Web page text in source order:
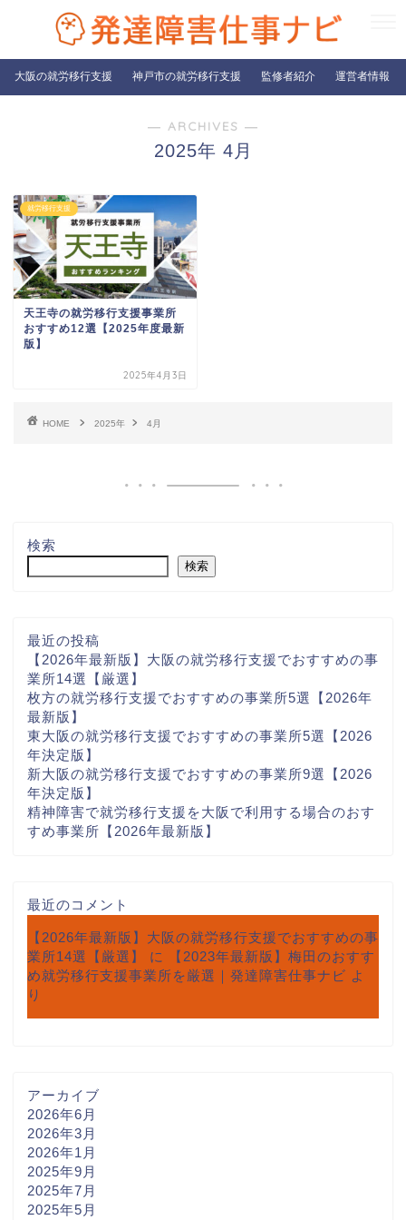
大阪の就労移行支援 神戸市の就労移行支援 監修者紹介 運営者情報
― ARCHIVES ―
2025年 4月
就労移行支援
天王寺の就労移行支援事業所
おすすめ12選【2025年度最新
版】
2025年4月3日
HOME 2025年 4月
検索
検索
最近の投稿
【2026年最新版】大阪の就労移行支援でおすすめの事
業所14選【厳選】
枚方の就労移行支援でおすすめの事業所5選【2026年
最新版】
東大阪の就労移行支援でおすすめの事業所5選【2026
年決定版】
新大阪の就労移行支援でおすすめの事業所9選【2026
年決定版】
精神障害で就労移行支援を大阪で利用する場合のおす
すめ事業所【2026年最新版】
最近のコメント
【2026年最新版】大阪の就労移行支援でおすすめの事
業所14選【厳選】
に
【2023年最新版】梅田のおすす
め就労移行支援事業所を厳選｜発達障害仕事ナビ よ
り
アーカイブ
2026年6月
2026年3月
2026年1月
2025年9月
2025年7月
2025年5月